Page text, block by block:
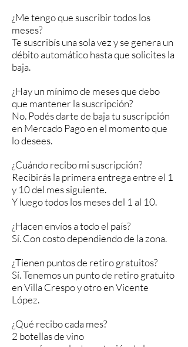
¿Me tengo que suscribir todos los
meses?
Te suscribís una sola vez y se genera un
débito automático hasta que solicites la
baja.
¿Hay un mí­nimo de meses que debo
que mantener la suscripción?
No. Podés darte de baja tu suscripción
en Mercado Pago en el momento que
lo desees.
¿Cuándo recibo mi suscripción?
Recibirás la primera entrega entre el 1
y 10 del mes siguiente.
Y luego todos los meses del 1 al 10.
¿Hacen envíos a todo el país?
Sí. Con costo dependiendo de la zona.
¿Tienen puntos de retiro gratuitos?
Sí. Tenemos un punto de retiro gratuito
en Villa Crespo y otro en Vicente
López.
¿Qué recibo cada mes?
2 botellas de vino